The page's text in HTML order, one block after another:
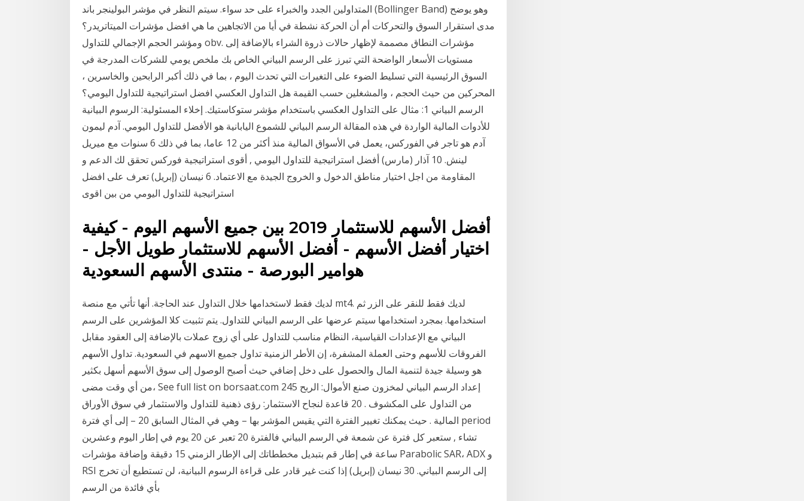
المتداولين الجدد والخبراء على حد سواء. سيتم النظر في مؤشر البولينجر باند (Bollinger Band) وهو يوضح
مدى استقرار السوق والتحركات أم أن الحركة نشطة في أيا من الاتجاهين ما هي افضل مؤشرات الميتاتريدر؟
ومؤشر الحجم الإجمالي للتداول obv. مؤشرات النطاق مصممة لإظهار حالات ذروة الشراء بالإضافة إلى
مستويات الأسعار الواضحة التي تبرز على الرسم البياني الخاص بك ملخص يومي للشركات المدرجة في
السوق الرئيسية التي تسليط الضوء على التغيرات التي تحدث اليوم ، بما في ذلك أكبر الرابحين والخاسرين ،
المحركين من حيث الحجم ، والمشغلين حسب القيمة هل التداول العكسي افضل استراتيجية للتداول اليومي؟
الرسم البياني 1: مثال على التداول العكسي باستخدام مؤشر ستوكاستيك. إخلاء المسئولية: الرسوم البيانية
للأدوات المالية الواردة في هذه المقالة الرسم البياني للشموع اليابانية هو الأفضل للتداول اليومي. آدم ليمون
آدم هو تاجر في الفوركس، يعمل في الأسواق المالية منذ أكثر من 12 عاما، بما في ذلك 6 سنوات مع ميريل
لينش. 10 آذار (مارس) أفضل استراتيجية للتداول اليومي , أقوى استراتيجية فوركس تحقق لك الدعم و
المقاومة من اجل اختيار مناطق الدخول و الخروج الجيدة مع الاعتماد. 6 نيسان (إبريل) تعرف على افضل
استراتيجية للتداول اليومي من بين اقوى
أفضل الأسهم للاستثمار 2019 بين جميع الأسهم اليوم - كيفية
اختيار أفضل الأسهم - أفضل الأسهم للاستثمار طويل الأجل -
هوامير البورصة - منتدى الأسهم السعودية
لديك فقط لاستخدامها خلال التداول عند الحاجة. أنها تأتي مع منصة mt4. لديك فقط للنقر على الزر ثم
استخدامها. بمجرد استخدامها سيتم عرضها على الرسم البياني للتداول. يتم تثبيت كلا المؤشرين على الرسم
البياني مع الإعدادات القياسية، النظام مناسب للتداول على أي زوج عملات بالإضافة إلى العقود مقابل
الفروقات للأسهم وحتى العملة المشفرة، إن الأطر الزمنية تداول جميع الاسهم في السعودية. تداول الأسهم
هو وسيلة جيدة لتنمية المال والحصول على دخل إضافي حيث أصبح الوصول إلى سوق الأسهم أسهل بكثير
من أي وقت مضى، See full list on borsaat.com 245 إعداد الرسم البياني لمخزون صنع الأموال: الربح
من التداول على المكشوف . 20 قاعدة لنجاح الاستثمار: رؤى ذهنية للتداول والاستثمار في سوق الأوراق
المالية . حيث يمكنك تغيير الفترة التي يقيس المؤشر بها – وهي في المثال السابق 20 – إلى أي فترة period
تشاء , ستعبر كل فترة عن شمعة في الرسم البياني فالفترة 20 تعبر عن 20 يوم في إطار اليوم وعشرين
ساعة في إطار قم بتبديل مخططاتك إلى الإطار الزمني 15 دقيقة وإضافة مؤشرات Parabolic SAR، ADX و
RSI إلى الرسم البياني. 30 نيسان (إبريل) إذا كنت غير قادر على قراءة الرسوم البيانية، لن تستطيع أن تخرج
بأي فائدة من الرسم